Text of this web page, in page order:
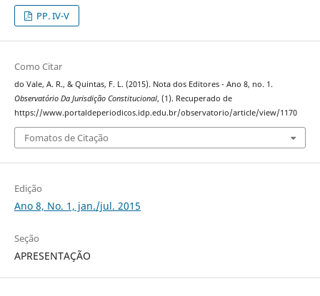
PP. IV-V
Como Citar
do Vale, A. R., & Quintas, F. L. (2015). Nota dos Editores - Ano 8, no. 1.
Observatório Da Jurisdição Constitucional, (1). Recuperado de
https://www.portaldeperiodicos.idp.edu.br/observatorio/article/view/1170
Fomatos de Citação
Edição
Ano 8, No. 1, jan./jul. 2015
Seção
APRESENTAÇÃO